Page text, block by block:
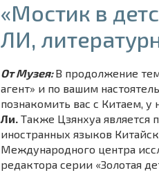
«Мостик в
ЛИ,
От Музея:В продолжение
агент» и по вашим
познакомить вас с Китаем,
Ли. Также Цзянхуа является
иностранных языков
Международного центра
редактора серии «Золотая